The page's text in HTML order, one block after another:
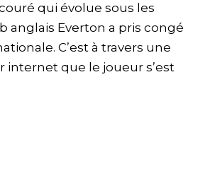
qui évolue sous les
anglais Everton a pris congé
C’est à travers une
internet que le joueur s’est